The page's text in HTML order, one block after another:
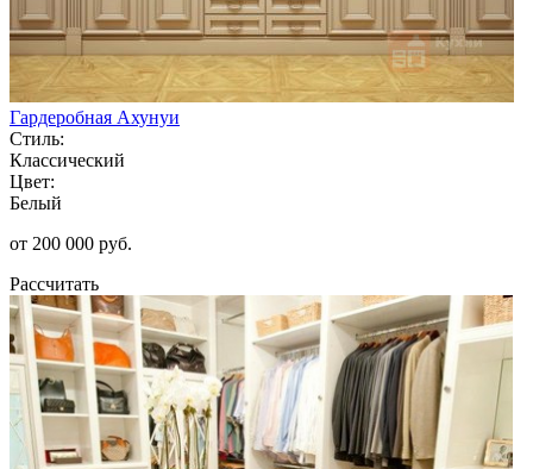
Гардеробная Ахунуи
Стиль:
Классический
Цвет:
Белый
от 200 000 руб.
Рассчитать